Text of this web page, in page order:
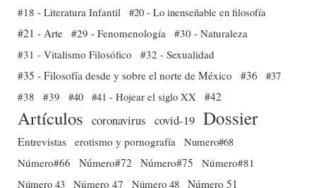
#18 - Literatura Infantil #20 - Lo inenseñable en filosofía
#21 - Arte #29 - Fenomenología #30 - Naturaleza
#31 - Vitalismo Filosófico
#32 - Sexualidad
#35 - Filosofía desde y sobre el norte de México #36 #37
#38
#39 #40 #41 - Hojear el siglo XX #42
Artículos coronavirus covid-19 Dossier
Entrevistas erotismo y pornografía Numero#68
Número#66
Número#72 Número#75
Número#81
Número 43 Número 47 Número 48 Número 51